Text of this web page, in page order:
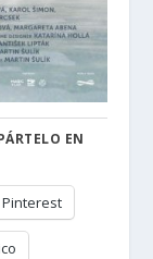
EN
Pinterest